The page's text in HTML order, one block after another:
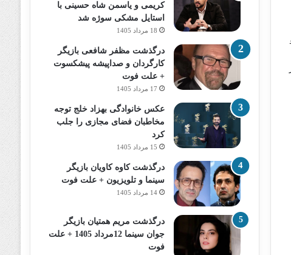
کریمی و یاسمن شاه‌ حسینی با
استایل مشکی سوژه شد
18 مرداد 1405
درگذشت مظفر شافعی بازیگر
کارگردان و صداپیشه پیشکسوت
+ علت فوت
17 مرداد 1405
عکس خانوادگی بهزاد خلج توجه
مخاطبان فضای مجازی را جلب
کرد
15 مرداد 1405
درگذشت کاوه کاویان بازیگر
سینما و تلویزیون + علت فوت
14 مرداد 1405
درگذشت مریم همتیان بازیگر
جوان سینما 12مرداد 1405 + علت
فوت